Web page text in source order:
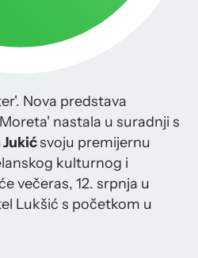
Nova predstava
nastala u suradnji s
Jukićsvoju premijernu
kulturnog i
večeras, 12. srpnja u
Lukšić s početkom u